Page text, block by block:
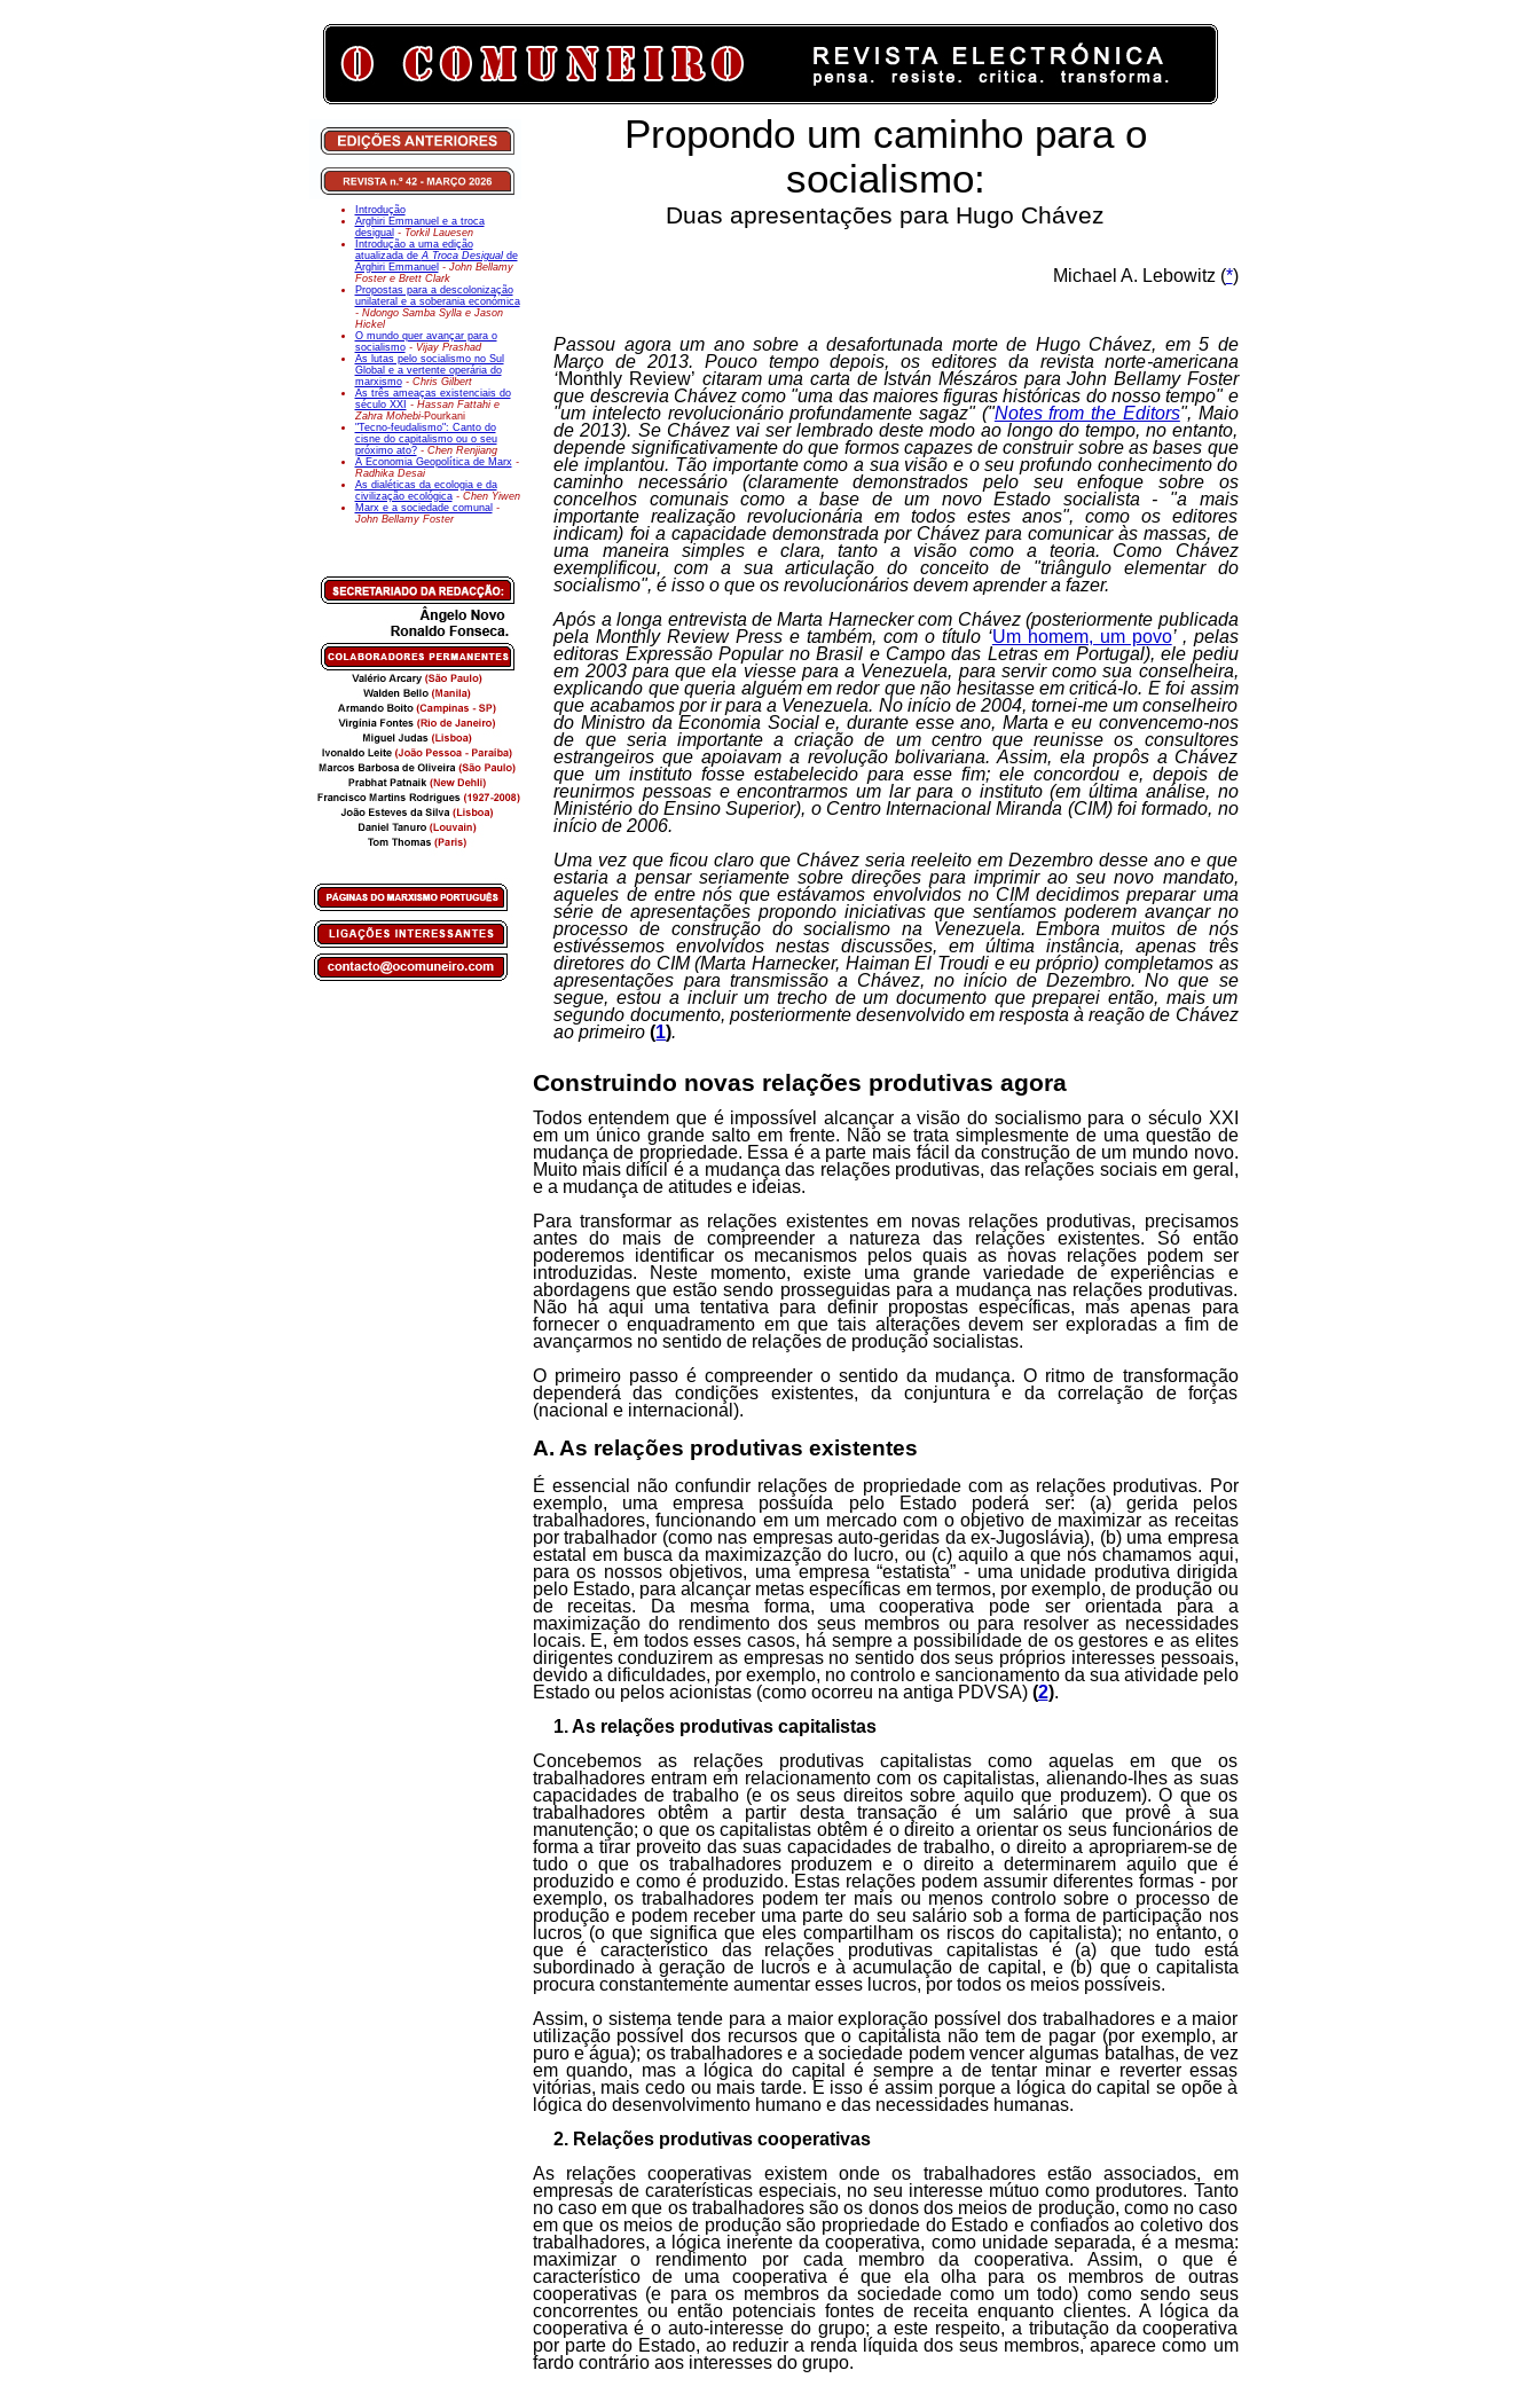
Introdução
Arghiri Emmanuel e a troca
desigual - Torkil Lauesen
Introdução a uma edição
atualizada deA Troca Desigualde
Arghiri Emmanuel - John Bellamy
Foster e Brett Clark
Propostas para a descolonização
unilateral e a soberania económica
- Ndongo Samba Sylla e Jason
Hickel
O mundo quer avançar para o
socialismo- Vijay Prashad
As lutas pelo socialismo no Sul
Global e a vertente operária do
marxismo- Chris Gilbert
As três ameaças existenciais do
século XXI - Hassan Fattahi e
Zahra Mohebi-Pourkani
"Tecno-feudalismo": Canto do
cisne do capitalismo ou o seu
próximo ato? - Chen Renjiang
A Economia Geopolítica de Marx-
Radhika Desai
As dialéticas da ecologia e da
civilização ecológica - Chen Yiwen
Marx e a sociedade comunal -
John Bellamy Foster
Propondo um caminho para o
socialismo:
Duas apresentações para Hugo Chávez
Michael A. Lebowitz (*)
Passou agora um ano sobre a desafortunada morte de Hugo Chávez, em 5 de
Março de 2013. Pouco tempo depois, os editores da revista norte-americana
‘Monthly Review’ citaram uma carta de István Mészáros para John Bellamy Foster
que descrevia Chávez como "uma das maiores figuras históricas do nosso tempo" e
"um intelecto revolucionário profundamente sagaz" ("Notes from the Editors", Maio
de 2013). Se Chávez vai ser lembrado deste modo ao longo do tempo, no entanto,
depende significativamente do que formos capazes de construir sobre as bases que
ele implantou. Tão importante como a sua visão e o seu profundo conhecimento do
caminho necessário (claramente demonstrados pelo seu enfoque sobre os
concelhos comunais como a base de um novo Estado socialista - "a mais
importante realização revolucionária em todos estes anos", como os editores
indicam) foi a capacidade demonstrada por Chávez para comunicar às massas, de
uma maneira simples e clara, tanto a visão como a teoria. Como Chávez
exemplificou, com a sua articulação do conceito de "triângulo elementar do
socialismo", é isso o que os revolucionários devem aprender a fazer.
Após a longa entrevista de Marta Harnecker com Chávez (posteriormente publicada
pela Monthly Review Press e também, com o título ‘Um homem, um povo’ , pelas
editoras Expressão Popular no Brasil e Campo das Letras em Portugal), ele pediu
em 2003 para que ela viesse para a Venezuela, para servir como sua conselheira,
explicando que queria alguém em redor que não hesitasse em criticá-lo. E foi assim
que acabamos por ir para a Venezuela. No início de 2004, tornei-me um conselheiro
do Ministro da Economia Social e, durante esse ano, Marta e eu convencemo-nos
de que seria importante a criação de um centro que reunisse os consultores
estrangeiros que apoiavam a revolução bolivariana. Assim, ela propôs a Chávez
que um instituto fosse estabelecido para esse fim; ele concordou e, depois de
reunirmos pessoas e encontrarmos um lar para o instituto (em última análise, no
Ministério do Ensino Superior), o Centro Internacional Miranda (CIM) foi formado, no
início de 2006.
Uma vez que ficou claro que Chávez seria reeleito em Dezembro desse ano e que
estaria a pensar seriamente sobre direções para imprimir ao seu novo mandato,
aqueles de entre nós que estávamos envolvidos no CIM decidimos preparar uma
série de apresentações propondo iniciativas que sentíamos poderem avançar no
processo de construção do socialismo na Venezuela. Embora muitos de nós
estivéssemos envolvidos nestas discussões, em última instância, apenas três
diretores do CIM (Marta Harnecker, Haiman El Troudi e eu próprio) completamos as
apresentações para transmissão a Chávez, no início de Dezembro. No que se
segue, estou a incluir um trecho de um documento que preparei então, mais um
segundo documento, posteriormente desenvolvido em resposta à reação de Chávez
ao primeiro(1).
Construindo novas relações produtivas agora
Todos entendem que é impossível alcançar a visão do socialismo para o século XXI
em um único grande salto em frente. Não se trata simplesmente de uma questão de
mudança de propriedade. Essa é a parte mais fácil da construção de um mundo novo.
Muito mais difícil é a mudança das relações produtivas, das relações sociais em geral,
e a mudança de atitudes e ideias.
Para transformar as relações existentes em novas relações produtivas, precisamos
antes do mais de compreender a natureza das relações existentes. Só então
poderemos identificar os mecanismos pelos quais as novas relações podem ser
introduzidas. Neste momento, existe uma grande variedade de experiências e
abordagens que estão sendo prosseguidas para a mudança nas relações produtivas.
Não há aqui uma tentativa para definir propostas específicas, mas apenas para
fornecer o enquadramento em que tais alterações devem ser exploradas a fim de
avançarmos no sentido de relações de produção socialistas.
O primeiro passo é compreender o sentido da mudança. O ritmo de transformação
dependerá das condições existentes, da conjuntura e da correlação de forças
(nacional e internacional).
A. As relações produtivas existentes
É essencial não confundir relações de propriedade com as relações produtivas. Por
exemplo, uma empresa possuída pelo Estado poderá ser: (a) gerida pelos
trabalhadores, funcionando em um mercado com o objetivo de maximizar as receitas
por trabalhador (como nas empresas auto-geridas da ex-Jugoslávia), (b) uma empresa
estatal em busca da maximizazção do lucro, ou (c) aquilo a que nós chamamos aqui,
para os nossos objetivos, uma empresa “estatista” - uma unidade produtiva dirigida
pelo Estado, para alcançar metas específicas em termos, por exemplo, de produção ou
de receitas. Da mesma forma, uma cooperativa pode ser orientada para a
maximização do rendimento dos seus membros ou para resolver as necessidades
locais. E, em todos esses casos, há sempre a possibilidade de os gestores e as elites
dirigentes conduzirem as empresas no sentido dos seus próprios interesses pessoais,
devido a dificuldades, por exemplo, no controlo e sancionamento da sua atividade pelo
Estado ou pelos acionistas (como ocorreu na antiga PDVSA) (2).
1. As relações produtivas capitalistas
Concebemos as relações produtivas capitalistas como aquelas em que os
trabalhadores entram em relacionamento com os capitalistas, alienando-lhes as suas
capacidades de trabalho (e os seus direitos sobre aquilo que produzem). O que os
trabalhadores obtêm a partir desta transação é um salário que provê à sua
manutenção; o que os capitalistas obtêm é o direito a orientar os seus funcionários de
forma a tirar proveito das suas capacidades de trabalho, o direito a apropriarem-se de
tudo o que os trabalhadores produzem e o direito a determinarem aquilo que é
produzido e como é produzido. Estas relações podem assumir diferentes formas - por
exemplo, os trabalhadores podem ter mais ou menos controlo sobre o processo de
produção e podem receber uma parte do seu salário sob a forma de participação nos
lucros (o que significa que eles compartilham os riscos do capitalista); no entanto, o
que é característico das relações produtivas capitalistas é (a) que tudo está
subordinado à geração de lucros e à acumulação de capital, e (b) que o capitalista
procura constantemente aumentar esses lucros, por todos os meios possíveis.
Assim, o sistema tende para a maior exploração possível dos trabalhadores e a maior
utilização possível dos recursos que o capitalista não tem de pagar (por exemplo, ar
puro e água); os trabalhadores e a sociedade podem vencer algumas batalhas, de vez
em quando, mas a lógica do capital é sempre a de tentar minar e reverter essas
vitórias, mais cedo ou mais tarde. E isso é assim porque a lógica do capital se opõe à
lógica do desenvolvimento humano e das necessidades humanas.
2. Relações produtivas cooperativas
As relações cooperativas existem onde os trabalhadores estão associados, em
empresas de caraterísticas especiais, no seu interesse mútuo como produtores. Tanto
no caso em que os trabalhadores são os donos dos meios de produção, como no caso
em que os meios de produção são propriedade do Estado e confiados ao coletivo dos
trabalhadores, a lógica inerente da cooperativa, como unidade separada, é a mesma:
maximizar o rendimento por cada membro da cooperativa. Assim, o que é
característico de uma cooperativa é que ela olha para os membros de outras
cooperativas (e para os membros da sociedade como um todo) como sendo seus
concorrentes ou então potenciais fontes de receita enquanto clientes. A lógica da
cooperativa é o auto-interesse do grupo; a este respeito, a tributação da cooperativa
por parte do Estado, ao reduzir a renda líquida dos seus membros, aparece como um
fardo contrário aos interesses do grupo.